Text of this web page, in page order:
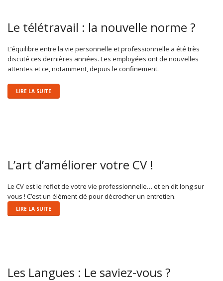
Le télétravail : la nouvelle norme ?
L’équilibre entre la vie personnelle et professionnelle a été très
discuté ces dernières années. Les employées ont de nouvelles
attentes et ce, notamment, depuis le confinement.
LIRE LA SUITE
L’art d’améliorer votre CV !
Le CV est le reflet de votre vie professionnelle… et en dit long sur
vous ! C’est un élément clé pour décrocher un entretien.
LIRE LA SUITE
Les Langues : Le saviez-vous ?